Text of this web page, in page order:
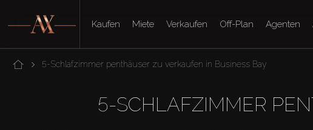
Kaufen Miete Verkaufen Off-Plan Agenten
5-Schlafzimmer penthäuser zu verkaufen in Business Bay
5-SCHLAFZIMMER